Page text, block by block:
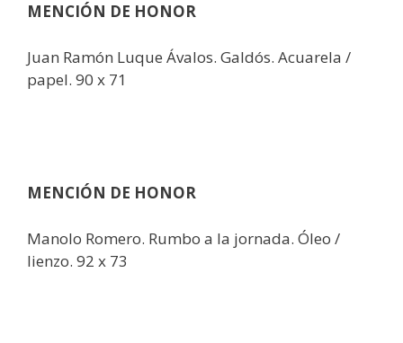
MENCIÓN DE HONOR
Juan Ramón Luque Ávalos. Galdós. Acuarela /
papel. 90 x 71
MENCIÓN DE HONOR
Manolo Romero. Rumbo a la jornada. Óleo /
lienzo. 92 x 73